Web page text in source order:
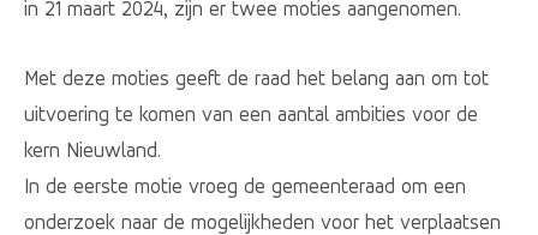
in 21 maart 2024, zijn er twee moties aangenomen.
Met deze moties geeft de raad het belang aan om tot
uitvoering te komen van een aantal ambities voor de
kern Nieuwland.
In de eerste motie vroeg de gemeenteraad om een
onderzoek naar de mogelijkheden voor het verplaatsen